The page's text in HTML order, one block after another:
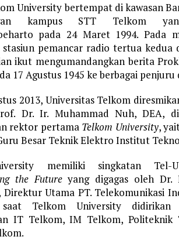
University bertempat di kawasan
kampus STT Telkom
pada 24 Maret 1994. Pada
pemancar radio tertua
ikut mengumandangkan berita
17 Agustus 1945 ke berbagai penjuru
2013, Universitas Telkom
Dr. Ir. Muhammad Nuh, DEA,
rektor pertama Telkom University,
Besar Teknik Elektro Institut
memiliki singkatan Tel-
the Futureyang digagas oleh Dr.
Direktur Utama PT. Telekomunikasi
Telkom University didirikan
IT Telkom, IM Telkom, Politeknik